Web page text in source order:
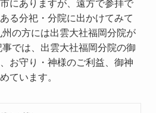
にありますが、遠方で参拝で
る分祀・分院に出かけてみて
の方には出雲大社福岡分院が
では、出雲大社福岡分院の御
お守り・神様のご利益、御神
ています。